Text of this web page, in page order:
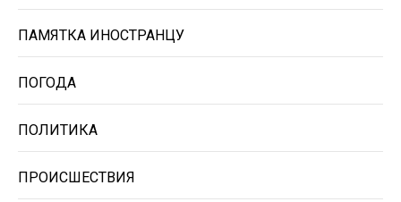
ПАМЯТКА ИНОСТРАНЦУ
ПОГОДА
ПОЛИТИКА
ПРОИСШЕСТВИЯ